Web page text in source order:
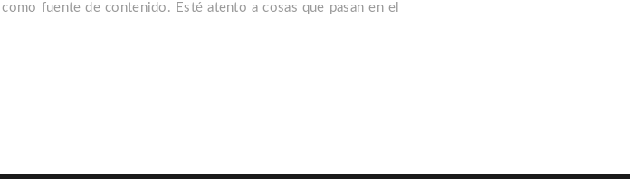
fuente de contenido. Esté atento a cosas que pasan en el